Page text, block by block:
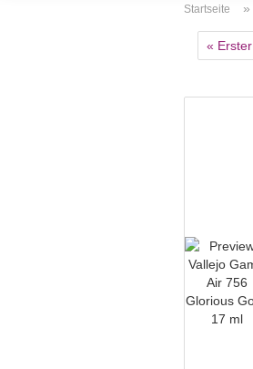
Startseite »
« Erster